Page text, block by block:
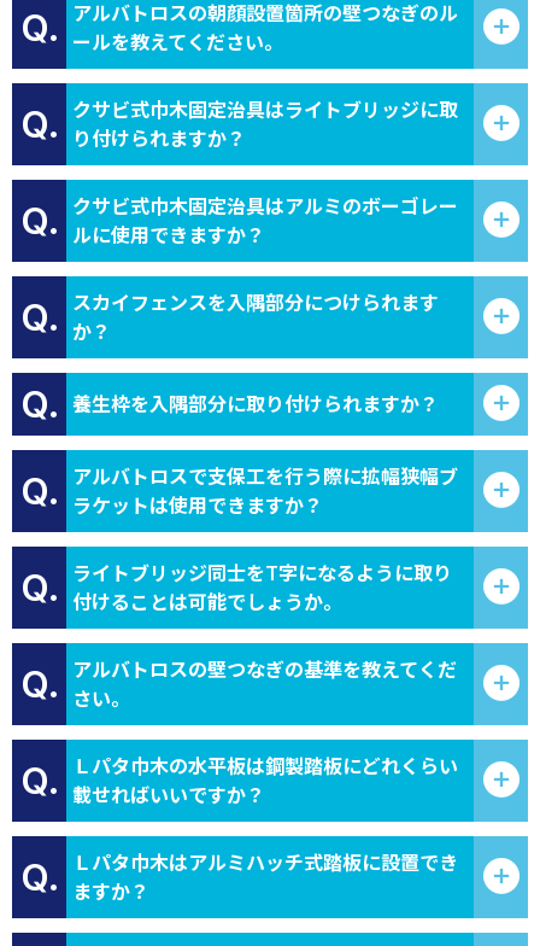
Q.
アルバトロスの朝顔設置箇所の壁つなぎのル
ールを教えてください。
Q.
クサビ式巾木固定治具はライトブリッジに取
り付けられますか？
Q.
クサビ式巾木固定治具はアルミのボーゴレー
ルに使用できますか？
Q.
スカイフェンスを入隅部分につけられます
か？
Q. 養生枠を入隅部分に取り付けられますか？
Q.
アルバトロスで支保工を行う際に拡幅狭幅ブ
ラケットは使用できますか？
Q.
ライトブリッジ同士をT字になるように取り
付けることは可能でしょうか。
Q.
アルバトロスの壁つなぎの基準を教えてくだ
さい。
Q.
Ｌパタ巾木の水平板は鋼製踏板にどれくらい
載せればいいですか？
Q.
Ｌパタ巾木はアルミハッチ式踏板に設置でき
ますか？